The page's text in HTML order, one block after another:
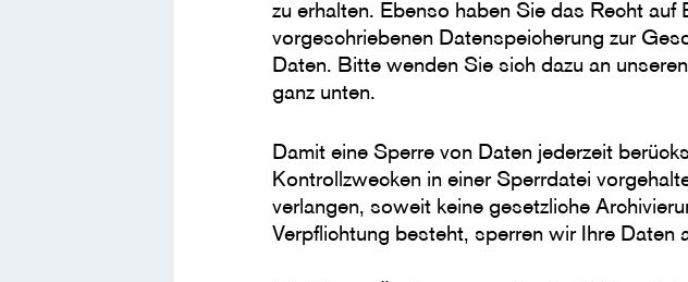
zu erhalten. Ebenso haben Sie das Recht
vorgeschriebenen Datenspeicherung zur
Daten. Bitte wenden Sie sich dazu an
ganz unten.
Damit eine Sperre von Daten jederzeit
Kontrollzwecken in einer Sperrdatei
verlangen, soweit keine gesetzliche
Verpflichtung besteht, sperren wir Ihre Daten